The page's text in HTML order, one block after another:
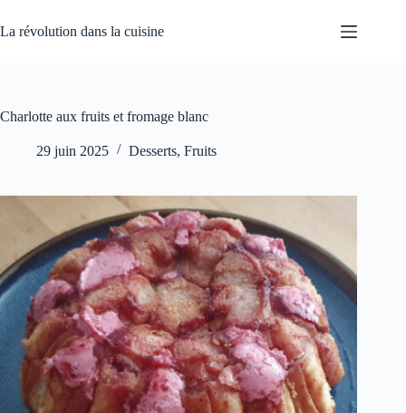
au
contenu
La révolution dans la cuisine
Charlotte aux fruits et fromage blanc
29 juin 2025 Desserts, Fruits